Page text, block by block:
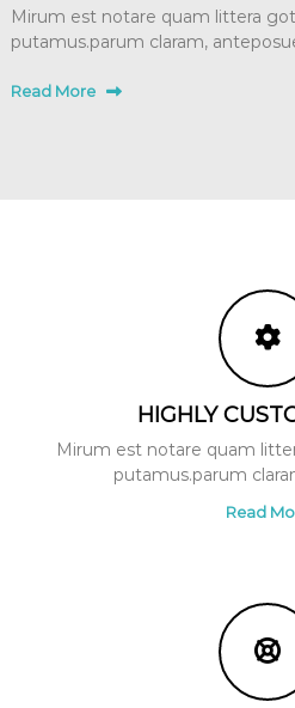
Mirum est notare quam littera
putamus.parum claram,
Read More
HIGHLY
Mirum est notare quam
putamus.parum
Read